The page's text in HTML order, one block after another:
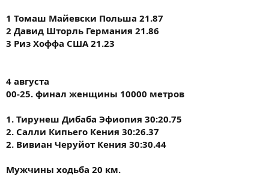
1 Томаш Майевски Польша 21.87
2 Давид Шторль Германия 21.86
3 Риз Хоффа США 21.23
4 августа
00-25. финал женщины 10000 метров
1. Тирунеш Дибаба Эфиопия 30:20.75
2. Салли Кипьего Кения 30:26.37
2. Вивиан Черуйот Кения 30:30.44
Мужчины ходьба 20 км.